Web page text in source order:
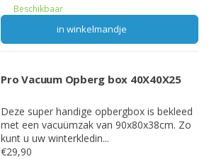
Beschikbaar
in winkelmandje
Pro Vacuum Opberg box 40X40X25
Deze super handige opbergbox is bekleed
met een vacuümzak van 90x80x38cm. Zo
kunt u uw winterkledin...
€29,90